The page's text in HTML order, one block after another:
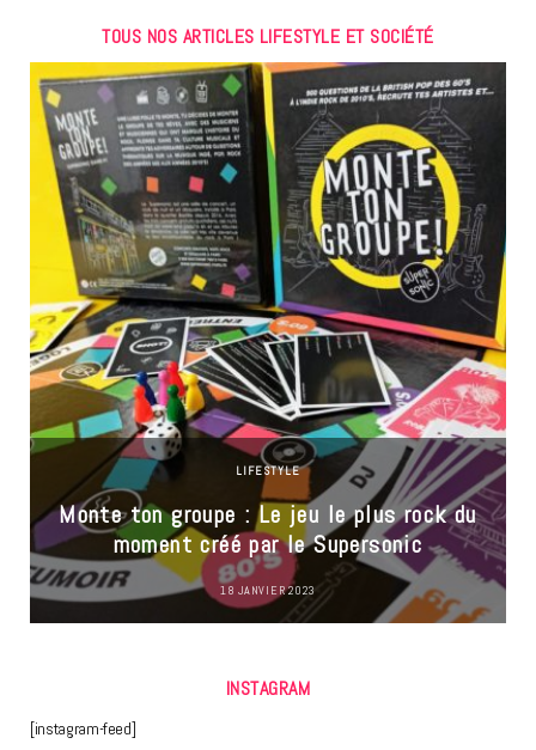
TOUS NOS ARTICLES LIFESTYLE ET SOCIÉTÉ
LIFESTYLE
Monte ton groupe : Le jeu le plus rock du
moment créé par le Supersonic
18 JANVIER 2023
INSTAGRAM
[instagram-feed]